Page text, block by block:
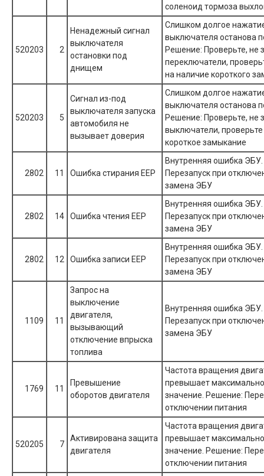
соленоид тормоза
520203 2
Ненадежный сигнал
выключателя
остановки под
днищем
Слишком долгое
выключателя останова
Решение: Проверьте, не
переключатели,
на наличие короткого
520203 5
Сигнал из-под
выключателя запуска
автомобиля не
вызывает доверия
Слишком долгое
выключателя останова
Решение: Проверьте, не
выключатели,
короткое замыкание
2802 11 Ошибка стирания EEP
Внутренняя ошибка
Перезапуск при
замена ЭБУ
2802 14 Ошибка чтения EEP
Внутренняя ошибка
Перезапуск при
замена ЭБУ
2802 12 Ошибка записи EEP
Внутренняя ошибка
Перезапуск при
замена ЭБУ
1109 11
Запрос на
выключение
двигателя,
вызывающий
отключение впрыска
топлива
Внутренняя ошибка
Перезапуск при
замена ЭБУ
1769 11
Превышение
оборотов двигателя
Частота вращения
превышает
значение. Решение:
отключении питания
520205 7
Активирована защита
двигателя
Частота вращения
превышает
значение. Решение:
отключении питания